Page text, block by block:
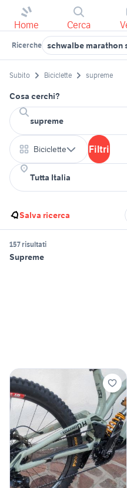
Home Cerca
Ricerche schwalbe marathon
Subito Biciclette supreme
Cosa cerchi?
Biciclette Filtri
Salva ricerca
157 risultati
Supreme